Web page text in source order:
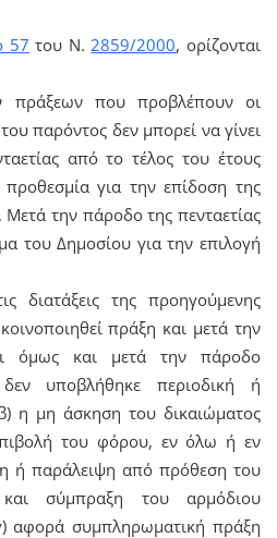
57 του Ν. 2859/2000, ορίζονται
πράξεων που προβλέπουν οι
παρόντος δεν μπορεί να γίνει
από το τέλος του έτους
για την επίδοση της
την πάροδο της πενταετίας
του Δημοσίου για την επιλογή
διατάξεις της προηγούμενης
πράξη και μετά την
όμως και μετά την πάροδο
υποβλήθηκε περιοδική ή
η μη άσκηση του δικαιώματος
του φόρου, εν όλω ή εν
ή παράλειψη από πρόθεση του
σύμπραξη του αρμόδιου
αφορά συμπληρωματική πράξη